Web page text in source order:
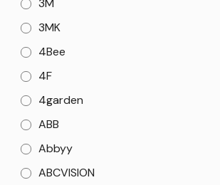
3MK
4Bee
4F
4garden
ABB
Abbyy
ABCVISION